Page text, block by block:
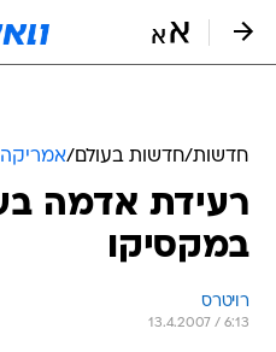
חדשות/חדשות בעולם/אמריקה
במקסיקו
רויטרס
13.4.2007 / 6:13